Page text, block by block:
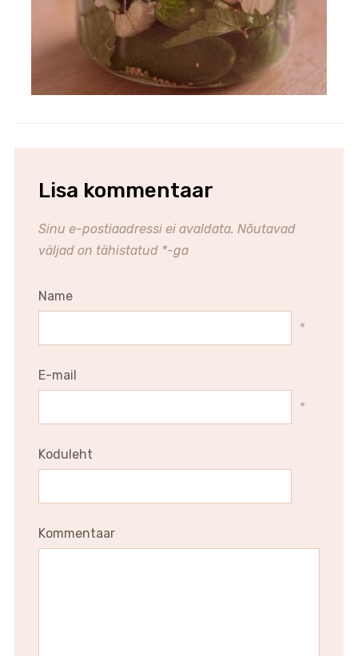
Lisa kommentaar
Sinu e-postiaadressi ei avaldata. Nõutavad
väljad on tähistatud *-ga
Name
*
E-mail
*
Koduleht
Kommentaar